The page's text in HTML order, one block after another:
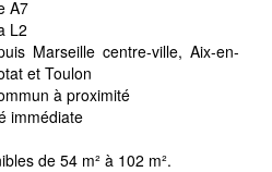
A7
L2
Marseille centre-ville, Aix-en-
et Toulon
à proximité
immédiate
de 54 m² à 102 m².